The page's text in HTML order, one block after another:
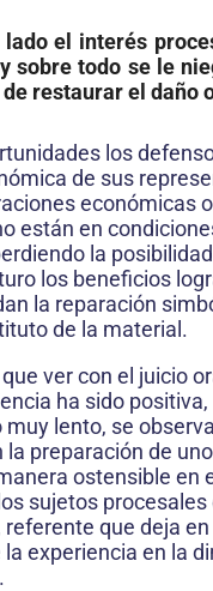
lado el interés
sobre todo se le
restaurar el daño
los
de sus
económicas
están en
la
los beneficios
la reparación
de la material.
ver con el juicio
ha sido
muy lento, se
preparación de
ostensible en
sujetos procesales
que deja
experiencia en la